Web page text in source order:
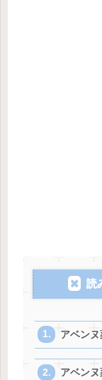
読
アベン
アベン